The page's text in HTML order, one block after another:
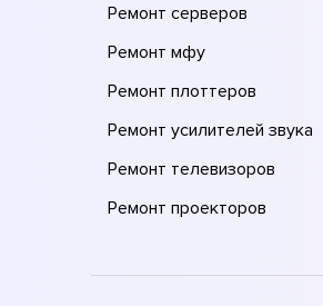
Ремонт серверов
Ремонт мфу
Ремонт плоттеров
Ремонт усилителей звука
Ремонт телевизоров
Ремонт проекторов